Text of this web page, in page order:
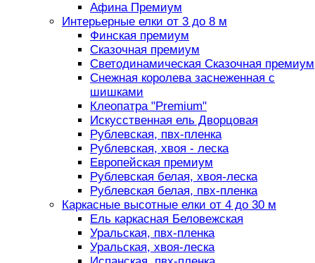
Афина Премиум
Интерьерные елки от 3 до 8 м
Финская премиум
Сказочная премиум
Светодинамическая Сказочная премиум
Снежная королева заснеженная с
шишками
Клеопатра "Premium"
Искусственная ель Дворцовая
Рублевская, пвх-пленка
Рублевская, хвоя - леска
Европейская премиум
Рублевская белая, хвоя-леска
Рублевская белая, пвх-пленка
Каркасные высотные елки от 4 до 30 м
Ель каркасная Беловежская
Уральская, пвх-пленка
Уральская, хвоя-леска